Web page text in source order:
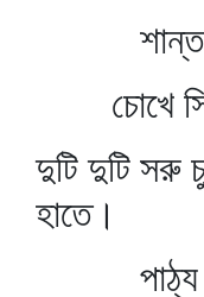
শান্ত
চোখে
দুটি দুটি সরু
হাতে।
পাঠ্য